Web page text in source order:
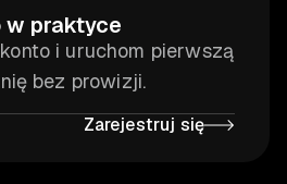
w praktyce
i uruchom pierwszą
bez prowizji.
Zarejestruj się